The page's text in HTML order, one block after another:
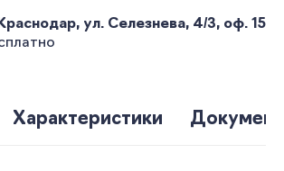
ул. Селезнева, 4/3, оф. 15
Характеристики